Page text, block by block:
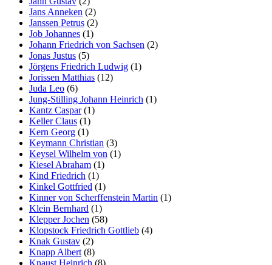
Jans Anneken (2)
Janssen Petrus (2)
Job Johannes (1)
Johann Friedrich von Sachsen (2)
Jonas Justus (5)
Jörgens Friedrich Ludwig (1)
Jorissen Matthias (12)
Juda Leo (6)
Jung-Stilling Johann Heinrich (1)
Kantz Caspar(1)
Keller Claus (1)
Kern Georg (1)
Keymann Christian (3)
Keysel Wilhelm von (1)
Kiesel Abraham (1)
Kind Friedrich (1)
Kinkel Gottfried (1)
Kinner von Scherffenstein Martin (1)
Klein Bernhard (1)
Klepper Jochen (58)
Klopstock Friedrich Gottlieb (4)
Knak Gustav (2)
Knapp Albert (8)
Knaust Heinrich (8)